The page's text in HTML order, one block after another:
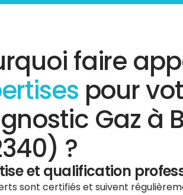
faire
pour
Gaz à
?
et qualification
sont certifiés et suivent